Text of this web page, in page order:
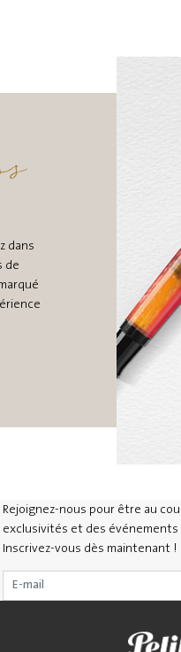
dans
de
Rejoignez-nous pour être au
exclusivités et des événements
Inscrivez-vous dès maintenant !